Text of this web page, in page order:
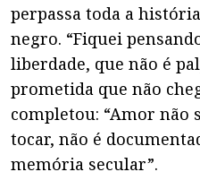
perpassa toda a
negro. “Fiquei
liberdade, que não é
prometida que não
completou: “Amor não
tocar, não é
memória secular”.